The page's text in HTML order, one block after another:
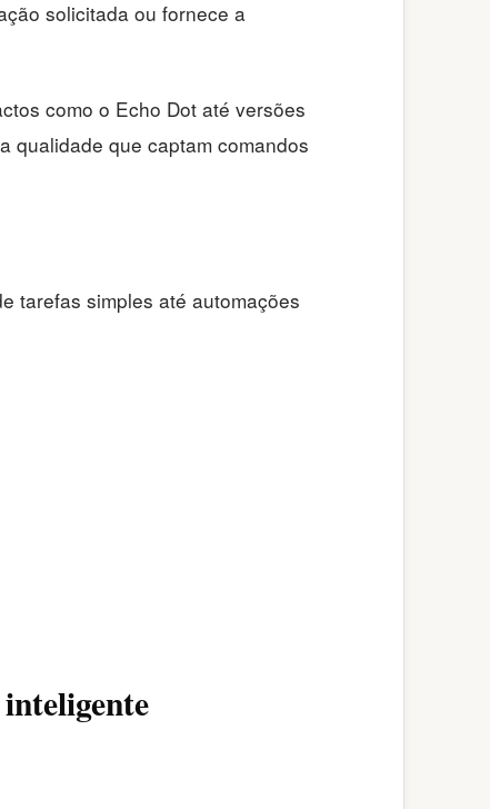
solicitada ou fornece a
como o Echo Dot até versões
qualidade que captam comandos
tarefas simples até automações